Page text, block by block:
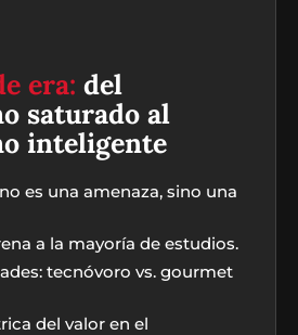
era: del
saturado al
inteligente
es una amenaza, sino una
a la mayoría de estudios.
tecnóvoro vs. gourmet
del valor en el